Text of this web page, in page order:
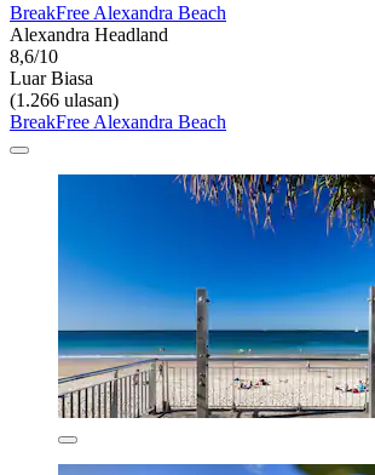
BreakFree Alexandra Beach
Alexandra Headland
8,6/10
Luar Biasa
(1.266 ulasan)
BreakFree Alexandra Beach